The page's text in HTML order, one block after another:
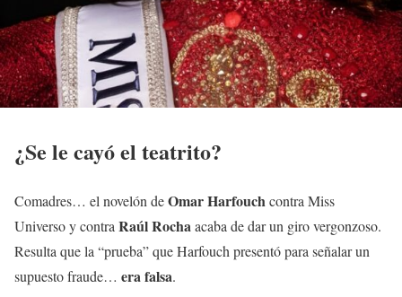
¿Se le cayó el teatrito?
Comadres… el novelón deOmar Harfouch contra Miss
Universo y contra Raúl Rocha acaba de dar un giro vergonzoso.
Resulta que la “prueba” que Harfouch presentó para señalar un
supuesto fraude… era falsa.